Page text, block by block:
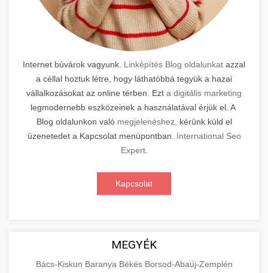
Internet búvárok vagyunk. Linképítés Blog oldalunkat azzal
a céllal hoztuk létre, hogy láthatóbbá tegyük a hazai
vállalkozásokat az online térben. Ezt a digitális marketing
legmodernebb eszközeinek a használatával érjük el. A
Blog oldalunkon való megjelenéshez,
kérünk küld el
üzenetedet a Kapcsolat menüpontban. International Seo
Expert.
Kapcsolat
MEGYÉK
Bács-Kiskun Baranya Békés Borsod-Abaúj-Zemplén